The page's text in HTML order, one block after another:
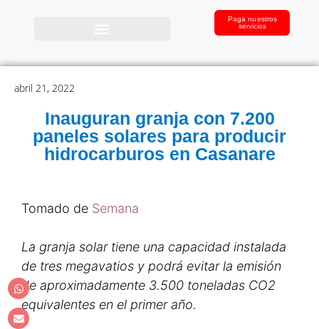
Paga nuestros
servicios
abril 21, 2022
Inauguran granja con 7.200
paneles solares para producir
hidrocarburos en Casanare
Tomado de Semana
La granja solar tiene una capacidad instalada
de tres megavatios y podrá evitar la emisión
de aproximadamente 3.500 toneladas CO2
equivalentes en el primer año.